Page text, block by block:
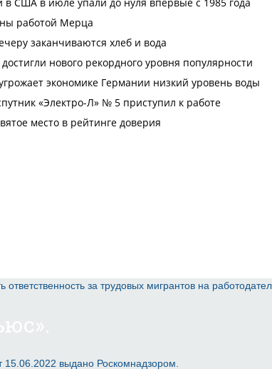
за трудовых мигрантов на
выдано Роскомнадзором.